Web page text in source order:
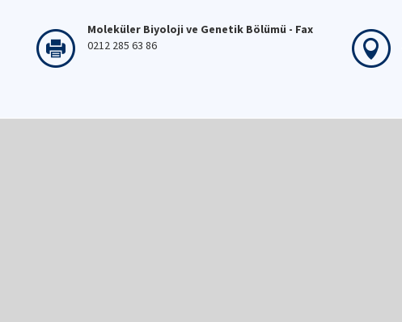
Moleküler Biyoloji ve Genetik Bölümü - Fax
0212 285 63 86